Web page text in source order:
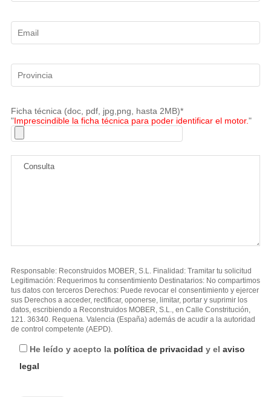
Ficha técnica (doc, pdf, jpg,png, hasta 2MB)*
"Imprescindible la ficha técnica para poder identificar el motor."
Responsable: Reconstruidos MOBER, S.L. Finalidad: Tramitar tu solicitud
Legitimación: Requerimos tu consentimiento Destinatarios: No compartimos
tus datos con terceros Derechos: Puede revocar el consentimiento y ejercer
sus Derechos a acceder, rectificar, oponerse, limitar, portar y suprimir los
datos, escribiendo a Reconstruidos MOBER, S.L., en Calle Constritución,
121. 36340. Requena. Valencia (España) además de acudir a la autoridad
de control competente (AEPD).
He leído y acepto la política de privacidad y el aviso
legal